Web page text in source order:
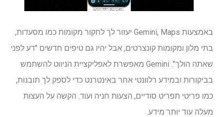
באמצעות Gemini, Maps יעזור לך לחקור מקומות כמו מסעדות,
בתי מלון ומקומות קונצרטים, אבל יהיו גם טיפים חדשים "דע לפני
שאתה הולך". Gemini מאפשרת לאפליקציית הניווט להשתמש
בביקורות ובמידע רלוונטי אחר באינטרנט כדי לספק לך תובנות,
כמו פריטי תפריט סודיים, הצעות חניה ועוד. הקשה על העצות
מעלה עוד יותר מידע.